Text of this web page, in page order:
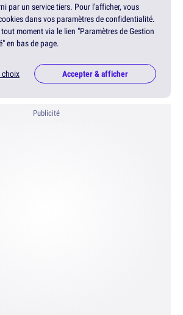
par un service tiers. Pour l'afficher, vous
dans vos paramètres de confidentialité.
moment via le lien "Paramètres de Gestion
en bas de page.
choix Accepter & afficher
Publicité